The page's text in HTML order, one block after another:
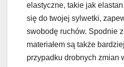
elastyczne, takie jak
się do twojej sylwetki,
swobodę ruchów. Spodnie
materiałem są także
przypadku drobnych zmian